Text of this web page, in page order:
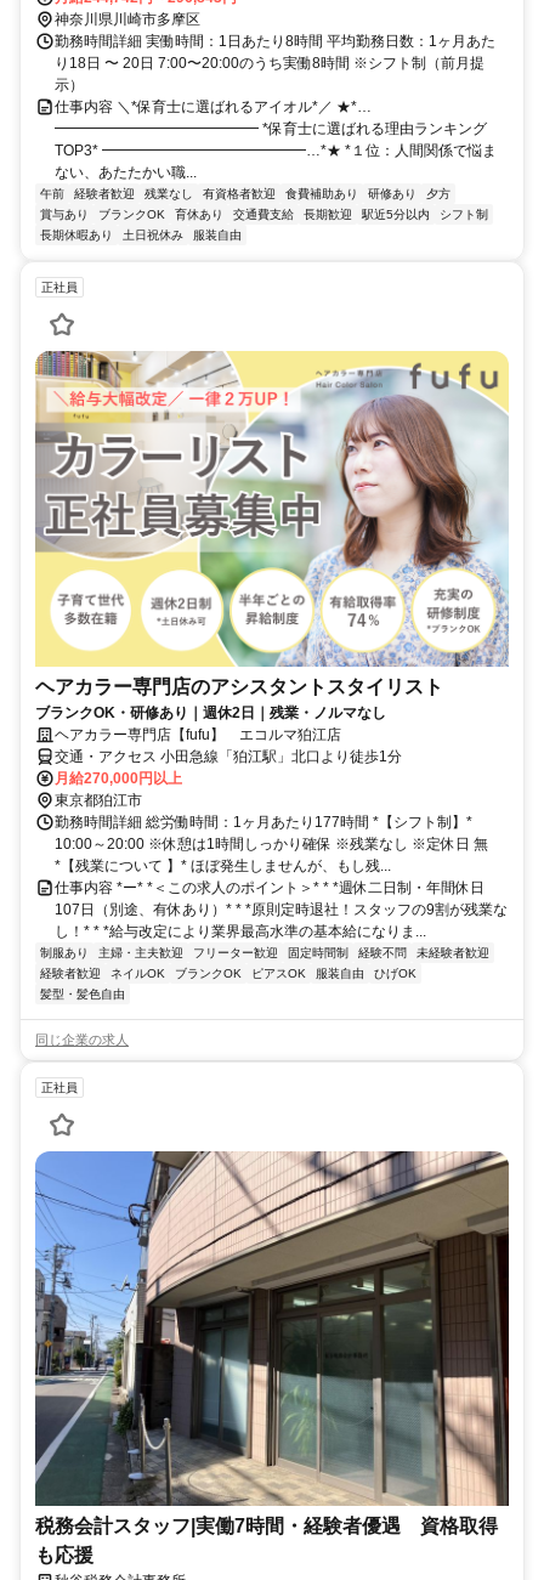
神奈川県川崎市多摩区
勤務時間詳細 実働時間：1日あたり8時間 平均勤務日数：1ヶ月あた
り18日 〜 20日 7:00〜20:00のうち実働8時間 ※シフト制（前月提
示）
仕事内容 ＼*保育士に選ばれるアイオル*／ ★*…
━━━━━━━━━━━━━━ *保育士に選ばれる理由ランキング
TOP3* ━━━━━━━━━━━━━━…*★ *１位：人間関係で悩ま
ない、あたたかい職...
午前 経験者歓迎 残業なし 有資格者歓迎 食費補助あり 研修あり
夕方
賞与あり
ブランクOK 育休あり 交通費支給 長期歓迎 駅近5分以内
シフト制
長期休暇あり
土日祝休み 服装自由
正社員
ヘアカラー専門店のアシスタントスタイリスト
ブランクOK・研修あり｜週休2日｜残業・ノルマなし
ヘアカラー専門店【fufu】 エコルマ狛江店
交通・アクセス 小田急線「狛江駅」北口より徒歩1分
月給270,000円以上
東京都狛江市
勤務時間詳細 総労働時間：1ヶ月あたり177時間 *【シフト制】*
10:00～20:00 ※休憩は1時間しっかり確保 ※残業なし ※定休日 無
*【残業について 】* ほぼ発生しませんが、もし残...
仕事内容 *ー* *＜この求人のポイント＞* * *週休二日制・年間休日
107日（別途、有休あり）* * *原則定時退社！スタッフの9割が残業な
し！* * *給与改定により業界最高水準の基本給になりま...
制服あり 主婦・主夫歓迎 フリーター歓迎 固定時間制 経験不問
未経験者歓迎
経験者歓迎
ネイルOK ブランクOK ピアスOK 服装自由
ひげOK
髪型・髪色自由
同じ企業の求人
正社員
税務会計スタッフ|実働7時間・経験者優遇 資格取得
も応援